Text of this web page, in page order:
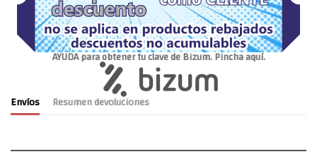
AYUDA para obtener tu clave de Bizum. Pincha aquí.
Envíos Resumen devoluciones